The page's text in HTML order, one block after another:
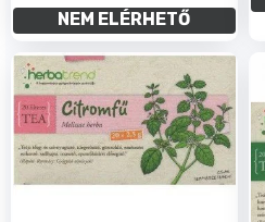
NEM ELÉRHETŐ